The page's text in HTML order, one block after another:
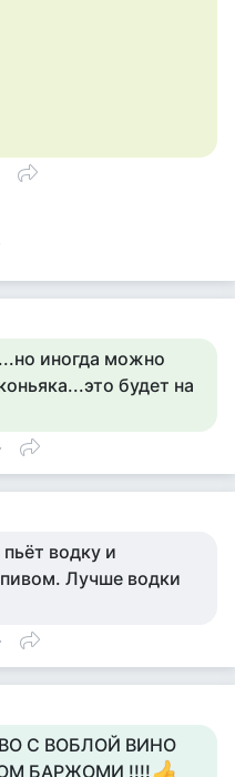
иногда можно
будет на
водку и
Лучше водки
С ВОБЛОЙ ВИНО
БАРЖОМИ !!!!